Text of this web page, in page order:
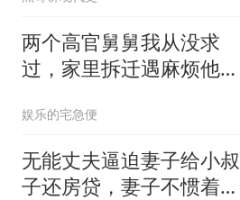
两个高官舅舅我从没求
过，家里拆迁遇麻烦他们
娱乐的宅急便
无能丈夫逼迫妻子给小叔
子还房贷，妻子不惯着他